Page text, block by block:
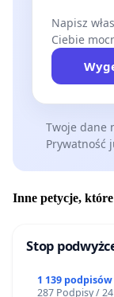
Napisz
Ciebie
Twoje dane
Prywatność
Inne petycje,
Stop
1 139 podpisów
287 Podpisy /